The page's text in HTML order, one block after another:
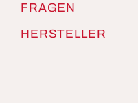
FRAGEN
HERSTELLER